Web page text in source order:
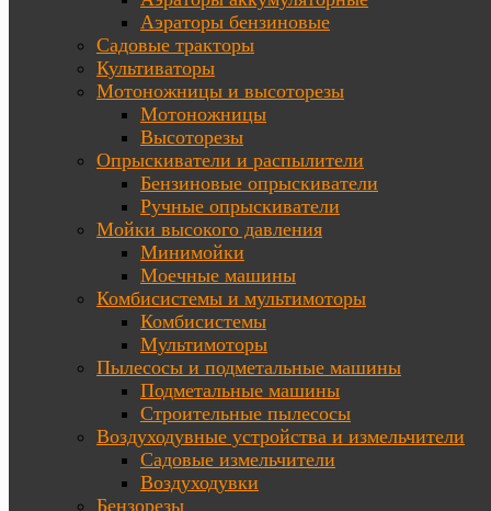
Аэраторы бензиновые
Садовые тракторы
Культиваторы
Мотоножницы и высоторезы
Мотоножницы
Высоторезы
Опрыскиватели и распылители
Бензиновые опрыскиватели
Ручные опрыскиватели
Мойки высокого давления
Минимойки
Моечные машины
Комбисистемы и мультимоторы
Комбисистемы
Мультимоторы
Пылесосы и подметальные машины
Подметальные машины
Строительные пылесосы
Воздуходувные устройства и измельчители
Садовые измельчители
Воздуходувки
Бензорезы